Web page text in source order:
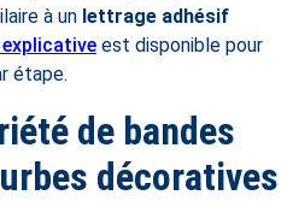
à un lettrage adhésif
est disponible pour
étape.
de bandes
décoratives